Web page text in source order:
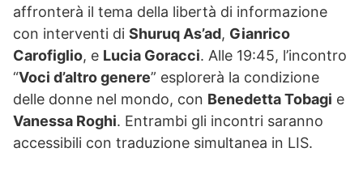
affronterà il tema della libertà di informazione
con interventi di Shuruq As’ad, Gianrico
Carofiglio, e Lucia Goracci. Alle 19:45, l’incontro
“Voci d’altro genere” esplorerà la condizione
delle donne nel mondo, con Benedetta Tobagi e
Vanessa Roghi. Entrambi gli incontri saranno
accessibili con traduzione simultanea in LIS.